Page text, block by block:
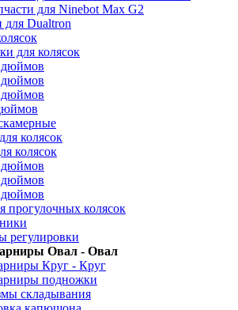
для Ninebot Max G2
для Dualtron
для колясок
дюймов
дюймов
дюймов
колясок
колясок
дюймов
дюймов
дюймов
прогулочных колясок
регулировки
Овал - Овал
Круг - Круг
подножки
складывания